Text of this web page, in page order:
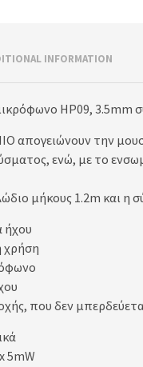
INFORMATION
HP09, 3.5mm
απογειώνουν την
ενώ, με το
μήκους 1.2m και
ήχου
χρήση
που δεν
5mW